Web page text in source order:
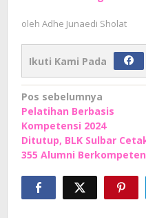
oleh Adhe Junaedi Sholat
Ikuti Kami Pada
Navigasi
pos
Pos sebelumnya
Pelatihan Berbasis
Kompetensi 2024
Ditutup, BLK Sulbar
355 Alumni Berkompeten